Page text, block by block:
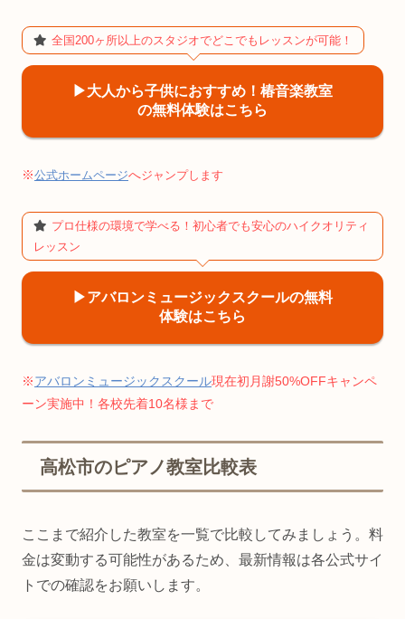
全国200ヶ所以上のスタジオでどこでもレッスンが可能！
▶︎大人から子供におすすめ！椿音楽教室
の無料体験はこちら
※公式ホームページへジャンプします
プロ仕様の環境で学べる！初心者でも安心のハイクオリティ
レッスン
▶︎アバロンミュージックスクールの無料
体験はこちら
※アバロンミュージックスクール現在初月謝50%OFFキャンペ
ーン実施中！各校先着10名様まで
高松市のピアノ教室比較表
ここまで紹介した教室を一覧で比較してみましょう。料
金は変動する可能性があるため、最新情報は各公式サイ
トでの確認をお願いします。